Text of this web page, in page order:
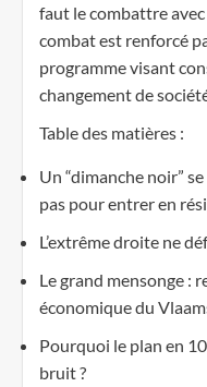
faut le combattre
combat est renforcé
programme visant
changement de
Table des matières :
Un “dimanche noir”
pas pour entrer en
L’extrême droite ne
Le grand mensonge :
économique du
Pourquoi le plan en
bruit ?